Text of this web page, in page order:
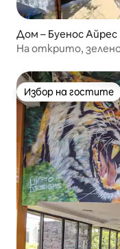
Дом – Буенос Айрес
На открито,
Избор на гостите
Избор на гостите